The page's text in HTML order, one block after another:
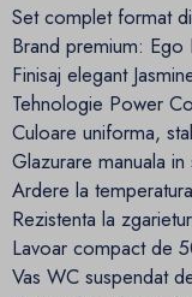
Set complet format
Brand premium: Ego
Finisaj elegant
Tehnologie Power
Culoare uniforma,
Glazurare manuala in
Ardere la
Rezistenta la
Lavoar compact de
Vas WC suspendat